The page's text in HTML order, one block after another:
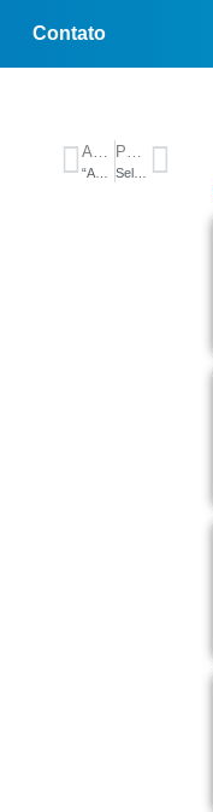
Contato
ANTERIOR
“Agora tem registro”, comemora moradora do Monte das Oliveiras ao receber título definitivo registrado em cartório
PRÓXIMO